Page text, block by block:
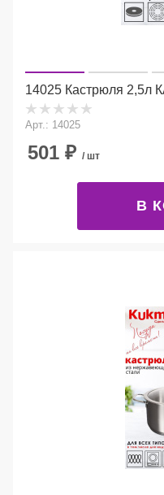
Арт.: 14025
501 ₽ / шт
В